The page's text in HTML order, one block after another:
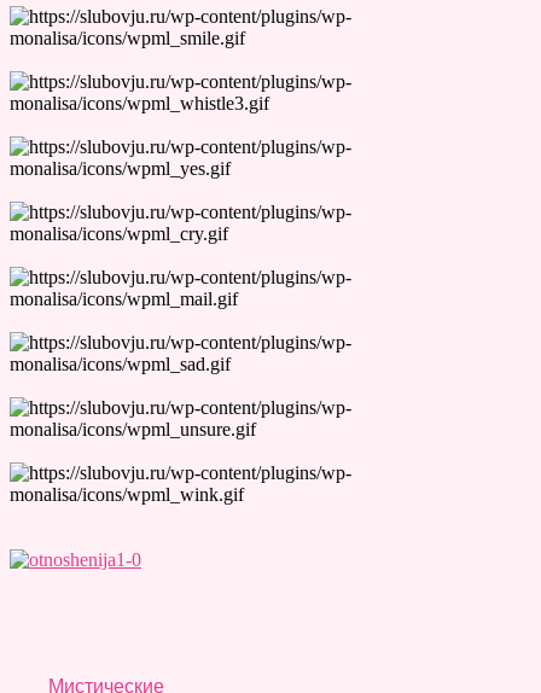
Мистические